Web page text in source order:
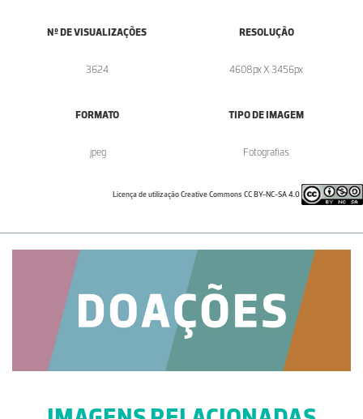
Nº DE VISUALIZAÇÕES
3624
RESOLUÇÃO
4608px X 3456px
FORMATO
.jpeg
TIPO DE IMAGEM
Fotografias
Licença de utilização Creative Commons CC BY-NC-SA 4.0